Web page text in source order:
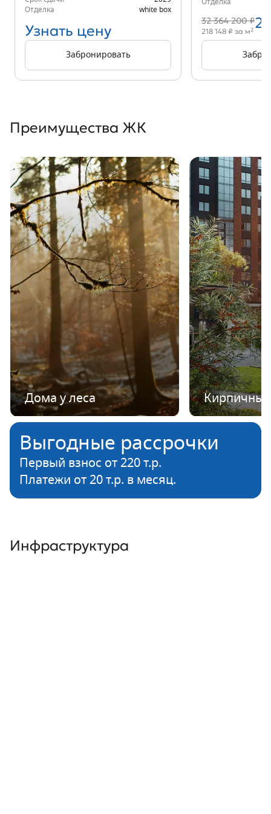
Отделка
white box
Узнать цену
Забронировать
Отделка
32 364 200 ₽
218 148 ₽ за м2
Преимущества ЖК
Дома у леса
Выгодные рассрочки
Первый взнос от 220 т.р.
Платежи от 20 т.р. в месяц.
Инфраструктура